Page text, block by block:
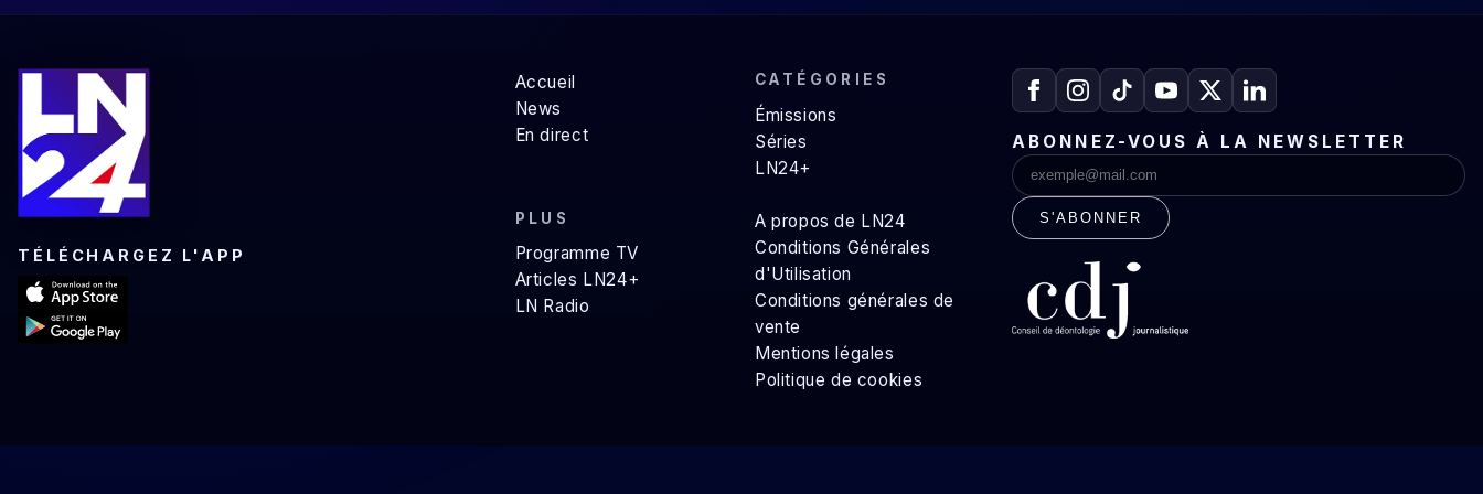
TÉLÉCHARGEZ L'APP
Accueil
News
En direct
CATÉGORIES
Émissions
Séries
LN24+
PLUS
Programme TV
Articles LN24+
LN Radio
A propos de LN24
Conditions Générales
d'Utilisation
Conditions générales de
vente
Mentions légales
Politique de cookies
ABONNEZ-VOUS À LA NEWSLETTER